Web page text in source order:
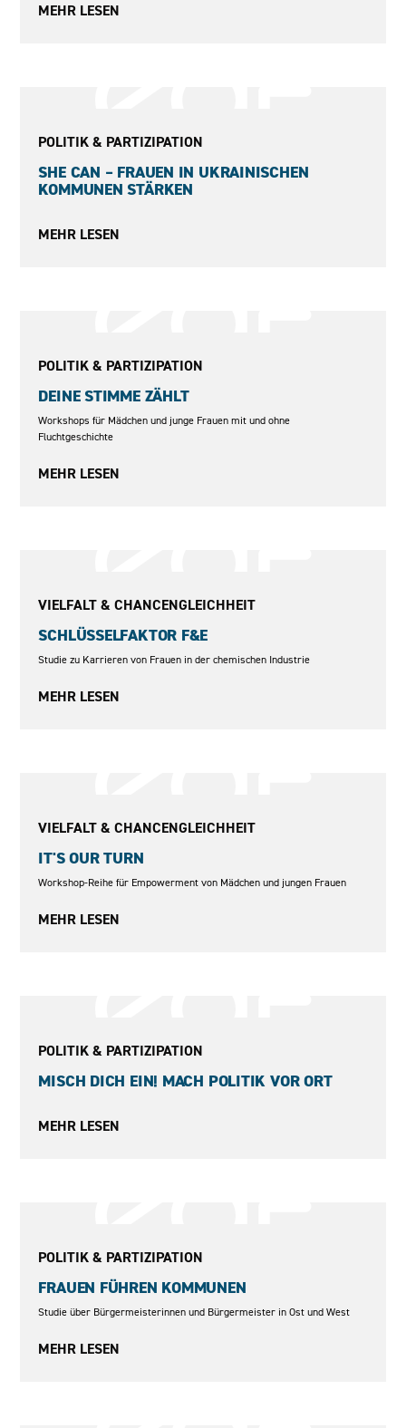
MEHR LESEN
POLITIK & PARTIZIPATION
SHE CAN – FRAUEN IN UKRAINISCHEN
KOMMUNEN STÄRKEN
MEHR LESEN
POLITIK & PARTIZIPATION
DEINE STIMME ZÄHLT
Workshops für Mädchen und junge Frauen mit und ohne
Fluchtgeschichte
MEHR LESEN
VIELFALT & CHANCENGLEICHHEIT
SCHLÜSSELFAKTOR F&E
Studie zu Karrieren von Frauen in der chemischen Industrie
MEHR LESEN
VIELFALT & CHANCENGLEICHHEIT
IT'S OUR TURN
Workshop-Reihe für Empowerment von Mädchen und jungen Frauen
MEHR LESEN
POLITIK & PARTIZIPATION
MISCH DICH EIN! MACH POLITIK VOR ORT
MEHR LESEN
POLITIK & PARTIZIPATION
FRAUEN FÜHREN KOMMUNEN
Studie über Bürgermeisterinnen und Bürgermeister in Ost und West
MEHR LESEN